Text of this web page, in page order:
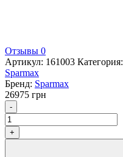
Отзывы 0
Артикул: 161003 Категория:
Sparmax
Бренд: Sparmax
26975 грн
- Количество
+